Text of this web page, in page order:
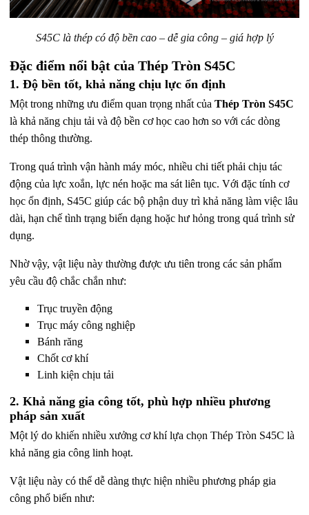
S45C là thép có độ bền cao – dễ gia công – giá hợp lý
Đặc điểm nổi bật của Thép Tròn S45C
1. Độ bền tốt, khả năng chịu lực ổn định
Một trong những ưu điểm quan trọng nhất của Thép Tròn S45C
là khả năng chịu tải và độ bền cơ học cao hơn so với các dòng
thép thông thường.
Trong quá trình vận hành máy móc, nhiều chi tiết phải chịu tác
động của lực xoắn, lực nén hoặc ma sát liên tục. Với đặc tính cơ
học ổn định, S45C giúp các bộ phận duy trì khả năng làm việc lâu
dài, hạn chế tình trạng biến dạng hoặc hư hỏng trong quá trình sử
dụng.
Nhờ vậy, vật liệu này thường được ưu tiên trong các sản phẩm
yêu cầu độ chắc chắn như:
Trục truyền động
Trục máy công nghiệp
Bánh răng
Chốt cơ khí
Linh kiện chịu tải
2. Khả năng gia công tốt, phù hợp nhiều phương
pháp sản xuất
Một lý do khiến nhiều xưởng cơ khí lựa chọn Thép Tròn S45C là
khả năng gia công linh hoạt.
Vật liệu này có thể dễ dàng thực hiện nhiều phương pháp gia
công phổ biến như: